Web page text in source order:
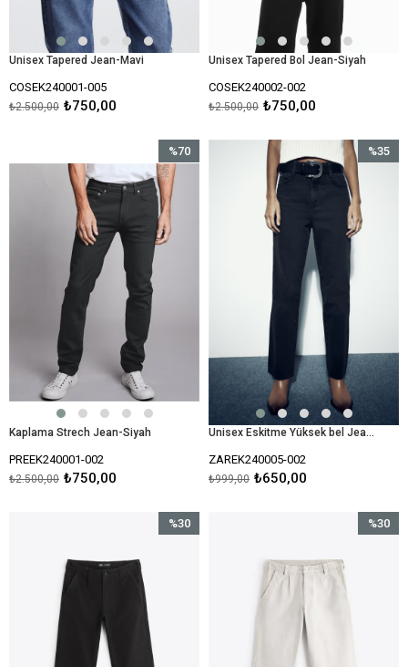
Unisex Tapered Jean-Mavi
COSEK240001-005
₺750,00
₺2.500,00
Unisex Tapered Bol Jean-Siyah
COSEK240002-002
₺750,00
₺2.500,00
Kaplama Strech Jean-Siyah
PREEK240001-002
₺750,00
₺2.500,00
%70
İndirim
%70İndirim
Unisex Eskitme Yüksek bel Jean-Siyah
ZAREK240005-002
₺650,00
₺999,00
%35
%30
%30